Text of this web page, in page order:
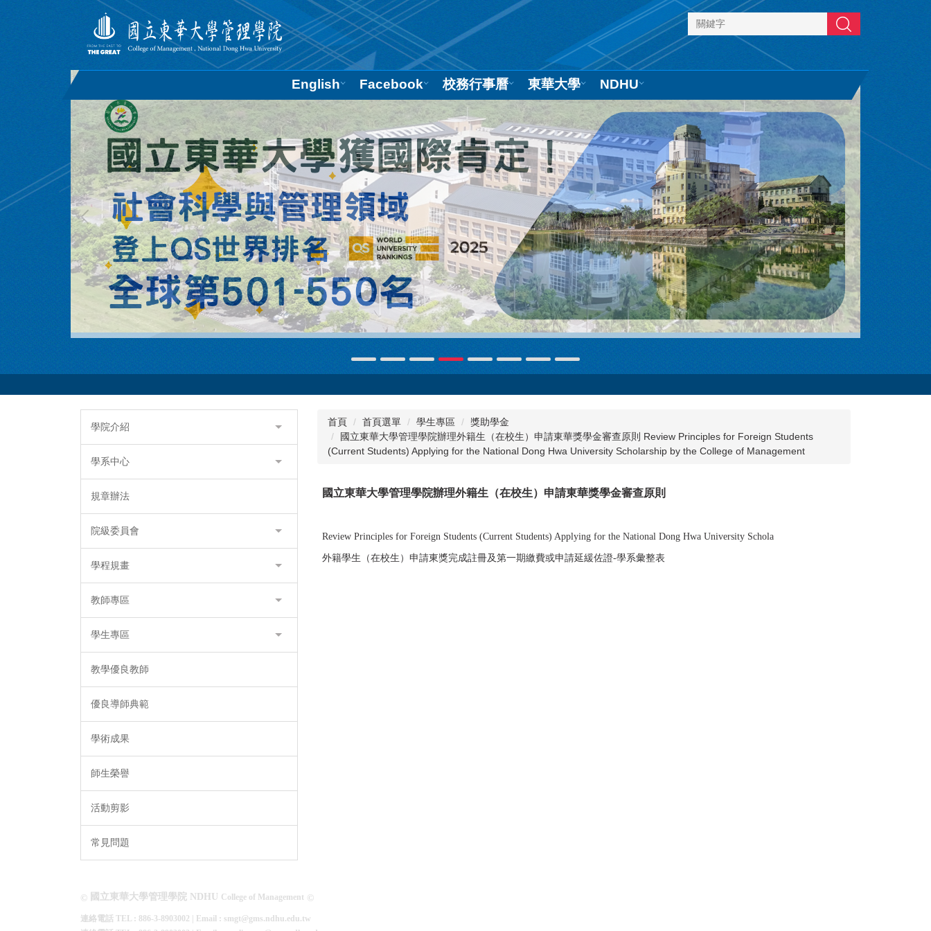
搜尋
English Facebook 校務行事曆 東華大學 NDHU
學院介紹
學系中心
規章辦法
院級委員會
學程規畫
教師專區
學生專區
教學優良教師
優良導師典範
學術成果
師生榮譽
活動剪影
常見問題
首頁 首頁選單 學生專區
獎助學金
國立東華大學管理學院辦理外籍生（在校生）申請東華獎學金審查原則 Review Principles for Foreign Students
(Current Students) Applying for the National Dong Hwa University Scholarship by the College of Management
國立東華大學管理學院辦理外籍生（在校生）申請東華獎學金審查原則
Review Principles for Foreign Students (Current Students) Applying for the National Dong Hwa University Schola
外籍學生（在校生）申請東獎完成註冊及第一期繳費或申請延緩佐證-學系彙整表
© 國立東華大學管理學院 NDHU College of Management ©
連絡電話 TEL : 886-3-8903002 | Email : smgt@gms.ndhu.edu.tw